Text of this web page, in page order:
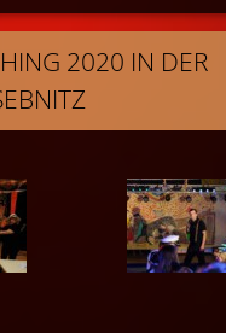
2020 IN DER